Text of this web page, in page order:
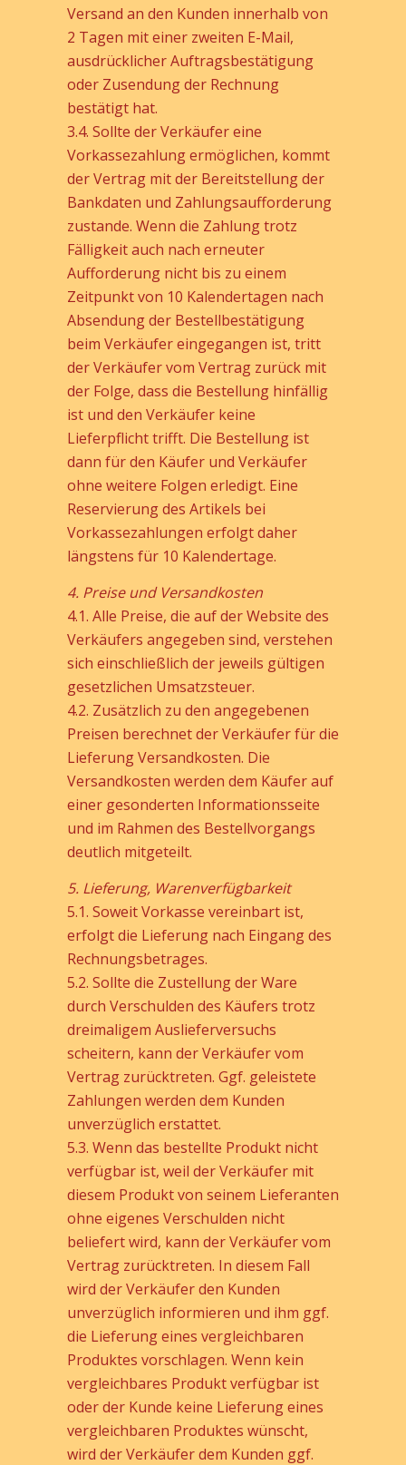
Versand an den Kunden innerhalb von
2 Tagen mit einer zweiten E-Mail,
ausdrücklicher Auftragsbestätigung
oder Zusendung der Rechnung
bestätigt hat.
3.4. Sollte der Verkäufer eine
Vorkassezahlung ermöglichen, kommt
der Vertrag mit der Bereitstellung der
Bankdaten und Zahlungsaufforderung
zustande. Wenn die Zahlung trotz
Fälligkeit auch nach erneuter
Aufforderung nicht bis zu einem
Zeitpunkt von 10 Kalendertagen nach
Absendung der Bestellbestätigung
beim Verkäufer eingegangen ist, tritt
der Verkäufer vom Vertrag zurück mit
der Folge, dass die Bestellung hinfällig
ist und den Verkäufer keine
Lieferpflicht trifft. Die Bestellung ist
dann für den Käufer und Verkäufer
ohne weitere Folgen erledigt. Eine
Reservierung des Artikels bei
Vorkassezahlungen erfolgt daher
längstens für 10 Kalendertage.
4. Preise und Versandkosten
4.1. Alle Preise, die auf der Website des
Verkäufers angegeben sind, verstehen
sich einschließlich der jeweils gültigen
gesetzlichen Umsatzsteuer.
4.2. Zusätzlich zu den angegebenen
Preisen berechnet der Verkäufer für die
Lieferung Versandkosten. Die
Versandkosten werden dem Käufer auf
einer gesonderten Informationsseite
und im Rahmen des Bestellvorgangs
deutlich mitgeteilt.
5. Lieferung, Warenverfügbarkeit
5.1. Soweit Vorkasse vereinbart ist,
erfolgt die Lieferung nach Eingang des
Rechnungsbetrages.
5.2. Sollte die Zustellung der Ware
durch Verschulden des Käufers trotz
dreimaligem Auslieferversuchs
scheitern, kann der Verkäufer vom
Vertrag zurücktreten. Ggf. geleistete
Zahlungen werden dem Kunden
unverzüglich erstattet.
5.3. Wenn das bestellte Produkt nicht
verfügbar ist, weil der Verkäufer mit
diesem Produkt von seinem Lieferanten
ohne eigenes Verschulden nicht
beliefert wird, kann der Verkäufer vom
Vertrag zurücktreten. In diesem Fall
wird der Verkäufer den Kunden
unverzüglich informieren und ihm ggf.
die Lieferung eines vergleichbaren
Produktes vorschlagen. Wenn kein
vergleichbares Produkt verfügbar ist
oder der Kunde keine Lieferung eines
vergleichbaren Produktes wünscht,
wird der Verkäufer dem Kunden ggf.